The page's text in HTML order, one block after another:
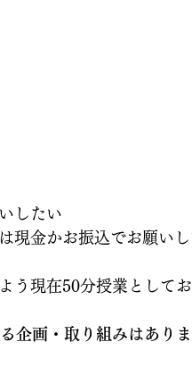
したい
現金かお振込でお願い
う現在50分授業として
企画・取り組みはあり